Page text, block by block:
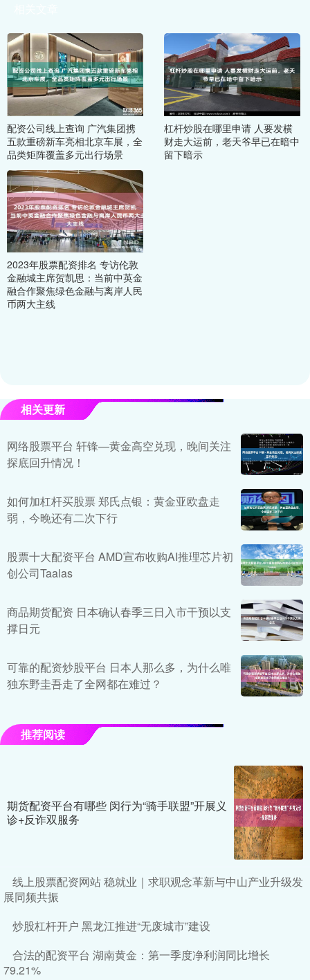
配资公司线上查询 广汽集团携
五款重磅新车亮相北京车展，全
品类矩阵覆盖多元出行场景
杠杆炒股在哪里申请 人要发横
财走大运前，老天爷早已在暗中
留下暗示
2023年股票配资排名 专访伦敦
金融城主席贺凯思：当前中英金
融合作聚焦绿色金融与离岸人民
币两大主线
相关更新
网络股票平台 轩锋—黄金高空兑现，晚间关注
探底回升情况！
如何加杠杆买股票 郑氏点银：黄金亚欧盘走
弱，今晚还有二次下行
股票十大配资平台 AMD宣布收购AI推理芯片初
创公司Taalas
商品期货配资 日本确认春季三日入市干预以支
撑日元
可靠的配资炒股平台 日本人那么多，为什么唯
独东野圭吾走了全网都在难过？
推荐阅读
期货配资平台有哪些 闵行为“骑手联盟”开展义
诊+反诈双服务
线上股票配资网站 稳就业｜求职观念革新与中山产业升级发
展同频共振
炒股杠杆开户 黑龙江推进“无废城市”建设
合法的配资平台 湖南黄金：第一季度净利润同比增长
79.21%